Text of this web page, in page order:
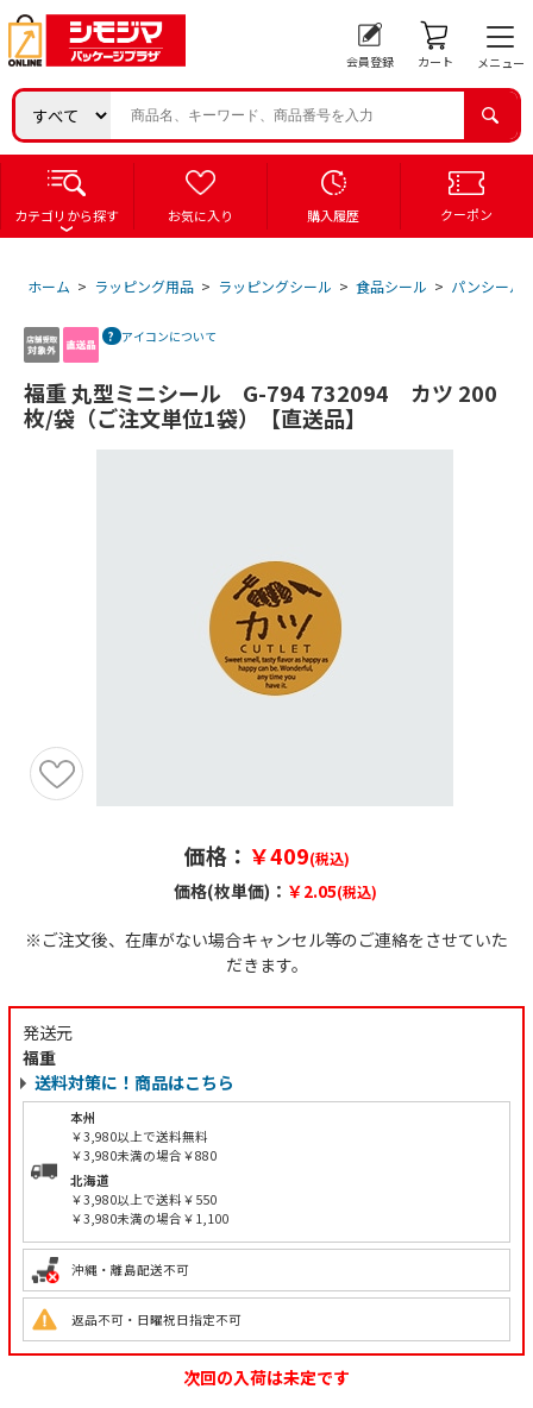
会員登録 カート メニュー
カテゴリから探す お気に入り 購入履歴 クーポン
ホーム > ラッピング用品 > ラッピングシール > 食品シール > パンシール
アイコンについて
福重 丸型ミニシール G-794 732094 カツ 200
枚/袋（ご注文単位1袋）【直送品】
価格： ￥409(税込)
価格(枚単価)： ￥2.05(税込)
※ご注文後、在庫がない場合キャンセル等のご連絡をさせていた
だきます。
発送元
福重
送料対策に！商品はこちら
本州
￥3,980以上で送料無料
￥3,980未満の場合￥880
北海道
￥3,980以上で送料￥550
￥3,980未満の場合￥1,100
沖縄・離島配送不可
返品不可・日曜祝日指定不可
次回の入荷は未定です